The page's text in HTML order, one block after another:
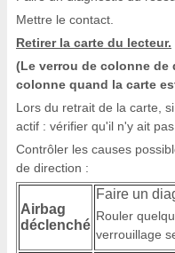
Mettre le contact.
Retirer la carte du lecteur.
(Le verrou de colonne
colonne quand la carte
Lors du retrait de la carte,
actif : vérifier qu'il n'y ait
Contrôler les causes
de direction :
Airbag
déclenché
Faire un
Rouler
verrouillage